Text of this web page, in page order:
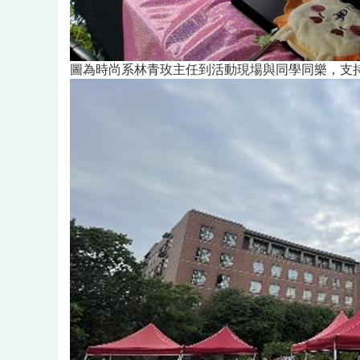
圖為時尚系林青玫主任到活動現場與同學同樂，支